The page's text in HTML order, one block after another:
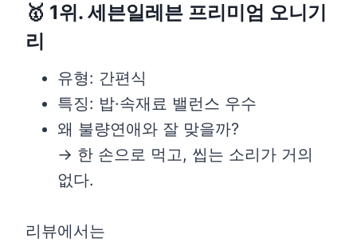
🥇 1위. 세븐일레븐 프리미엄 오니기
리
유형: 간편식
특징: 밥·속재료 밸런스 우수
왜 불량연애와 잘 맞을까?
→ 한 손으로 먹고, 씹는 소리가 거의
없다.
리뷰에서는